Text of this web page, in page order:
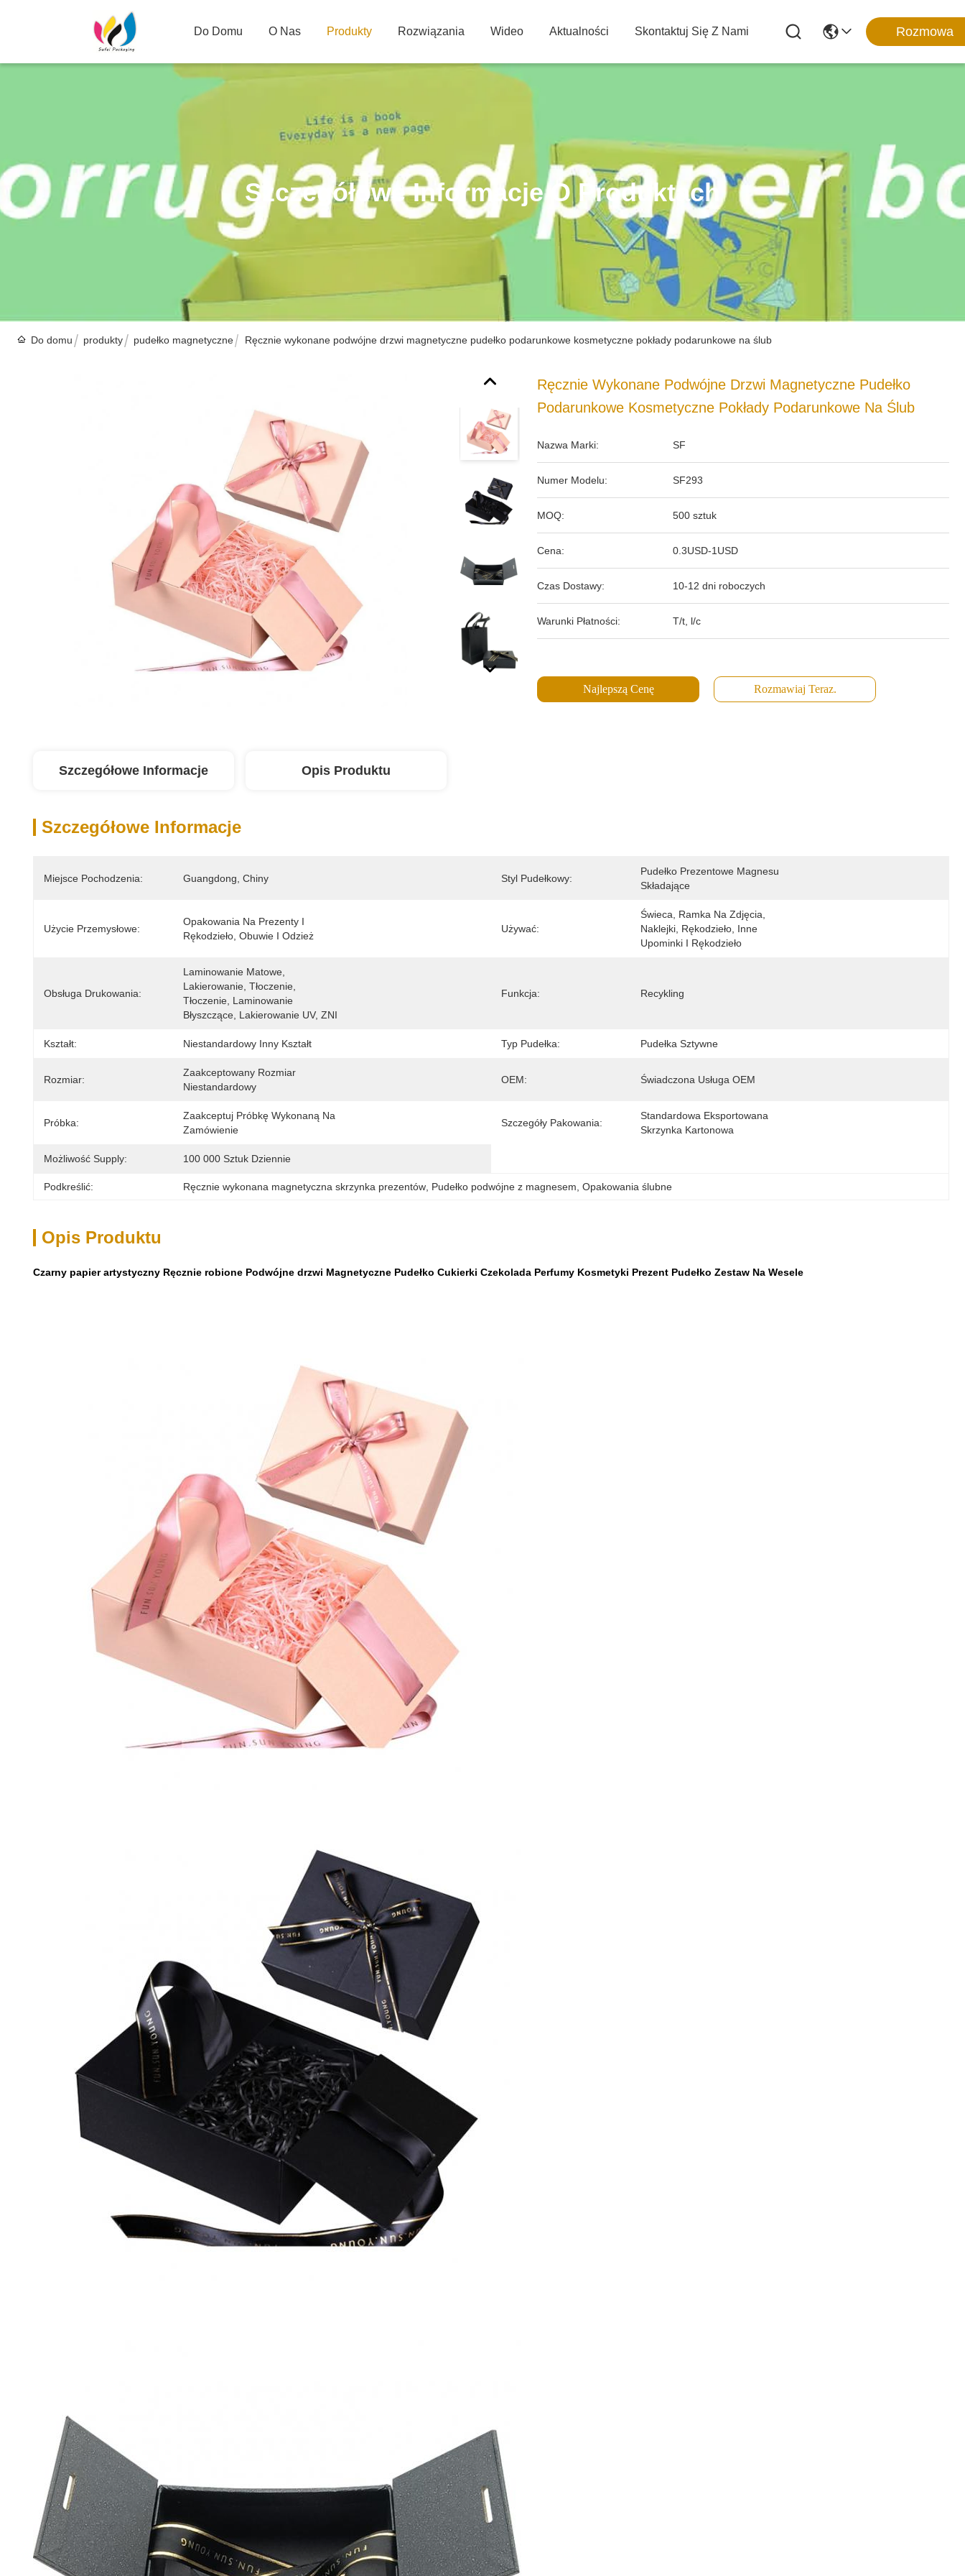
Do Domu O Nas Produkty Rozwiązania Wideo Aktualności Skontaktuj Się Z Nami Rozmowa
Szczegółowe Informacje O Produktach
Do domu produkty pudełko magnetyczne Ręcznie wykonane podwójne drzwi magnetyczne pudełko podarunkowe kosmetyczne pokłady podarunkowe na ślub
Ręcznie Wykonane Podwójne Drzwi Magnetyczne Pudełko
Podarunkowe Kosmetyczne Pokłady Podarunkowe Na Ślub
Nazwa Marki: SF
Numer Modelu: SF293
MOQ: 500 sztuk
Cena: 0.3USD-1USD
Czas Dostawy: 10-12 dni roboczych
Warunki Płatności: T/t, l/c
Najlepszą Cenę Rozmawiaj Teraz.
Szczegółowe Informacje Opis Produktu
Szczegółowe Informacje
Miejsce Pochodzenia: Guangdong, Chiny Styl Pudełkowy:
Pudełko Prezentowe Magnesu
Składające
Użycie Przemysłowe:
Opakowania Na Prezenty I
Rękodzieło, Obuwie I Odzież
Używać:
Świeca, Ramka Na Zdjęcia,
Naklejki, Rękodzieło, Inne
Upominki I Rękodzieło
Obsługa Drukowania:
Laminowanie Matowe,
Lakierowanie, Tłoczenie,
Tłoczenie, Laminowanie
Błyszczące, Lakierowanie UV, ZNI
Funkcja: Recykling
Kształt: Niestandardowy Inny Kształt Typ Pudełka: Pudełka Sztywne
Rozmiar:
Zaakceptowany Rozmiar
Niestandardowy
OEM: Świadczona Usługa OEM
Próbka:
Zaakceptuj Próbkę Wykonaną Na
Zamówienie
Szczegóły Pakowania:
Standardowa Eksportowana
Skrzynka Kartonowa
Możliwość Supply: 100 000 Sztuk Dziennie
Podkreślić: Ręcznie wykonana magnetyczna skrzynka prezentów Pudełko podwójne z magnesem Opakowania ślubne
Opis Produktu
Czarny papier artystyczny Ręcznie robione Podwójne drzwi Magnetyczne Pudełko Cukierki Czekolada Perfumy Kosmetyki Prezent Pudełko Zestaw Na Wesele